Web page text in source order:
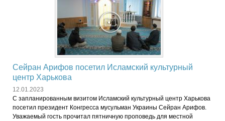
Сейран Арифов посетил Исламский культурный
центр Харькова
12.01.2023
С запланированным визитом Исламский культурный центр Харькова
посетил президент Конгресса мусульман Украины Сейран Арифов.
Уважаемый гость прочитал пятничную проповедь для местной